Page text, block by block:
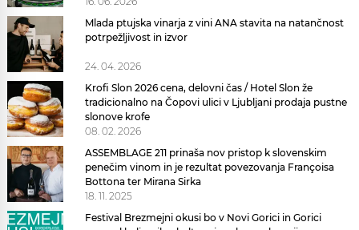
Mlada ptujska vinarja z vini ANA stavita na natančnost
potrpežljivost in izvor
24. 04. 2026
Krofi Slon 2026 cena, delovni čas / Hotel Slon že
tradicionalno na Čopovi ulici v Ljubljani prodaja pustne
slonove krofe
08. 02. 2026
ASSEMBLAGE 211 prinaša nov pristop k slovenskim
penečim vinom in je rezultat povezovanja Françoisa
Bottona ter Mirana Sirka
18. 11. 2025
Festival Brezmejni okusi bo v Novi Gorici in Gorici